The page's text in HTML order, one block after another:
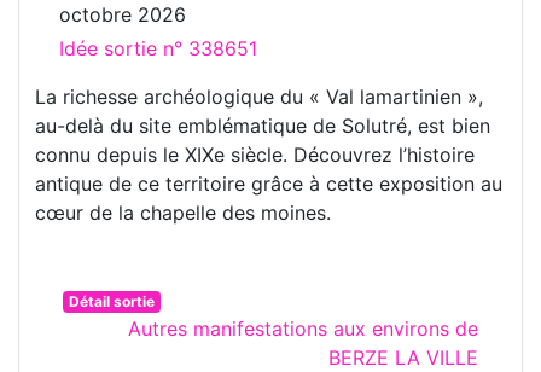
octobre 2026
Idée sortie n° 338651
La richesse archéologique du « Val lamartinien »,
au-delà du site emblématique de Solutré, est bien
connu depuis le XIXe siècle. Découvrez l’histoire
antique de ce territoire grâce à cette exposition au
cœur de la chapelle des moines.
Détail sortie
Autres manifestations aux environs de
BERZE LA VILLE